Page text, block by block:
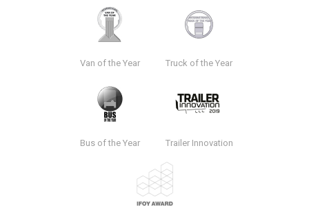
Van of the Year Truck of the Year
Bus of the Year Trailer Innovation